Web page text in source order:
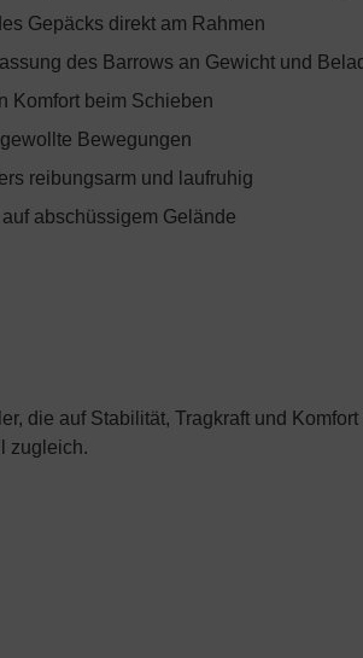
Gepäcks direkt am Rahmen
des Barrows an Gewicht und
Komfort beim Schieben
Bewegungen
reibungsarm und laufruhig
abschüssigem Gelände
die auf Stabilität, Tragkraft und
zugleich.